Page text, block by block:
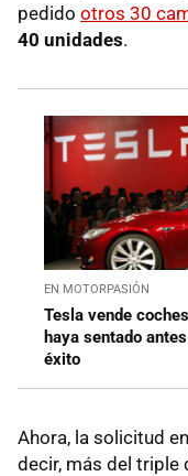
pedido otros 30
40 unidades.
EN MOTORPASIÓN
Tesla vende
haya sentado
éxito
Ahora, la solicitud
decir, más del triple